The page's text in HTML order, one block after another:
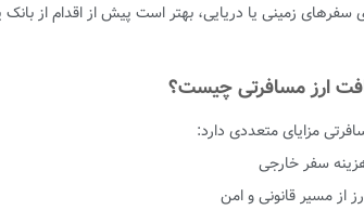
سفرهای زمینی یا دریایی، بهتر است پیش از اقدام از بانک
ارز مسافرتی چیست؟
مزایای متعددی دارد:
سفر خارجی
از مسیر قانونی و امن